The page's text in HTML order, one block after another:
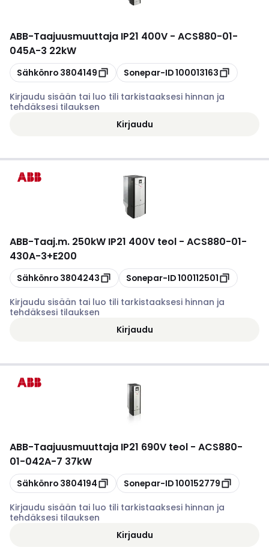
ABB-Taajuusmuuttaja IP21 400V - ACS880-01-
045A-3 22kW
Kopioi
Sähkönro 3804149 Kopioi
Sonepar-ID100013163
Kirjaudu sisään tai luo tili tarkistaaksesi hinnan ja
tehdäksesi tilauksen
Kirjaudu
ABB-Taaj.m. 250kW IP21 400V teol - ACS880-01-
430A-3+E200
Kopioi
Sähkönro 3804243 Kopioi
Sonepar-ID100112501
Kirjaudu sisään tai luo tili tarkistaaksesi hinnan ja
tehdäksesi tilauksen
Kirjaudu
ABB-Taajuusmuuttaja IP21 690V teol - ACS880-
01-042A-7 37kW
Kopioi
Sähkönro 3804194 Kopioi
Sonepar-ID100152779
Kirjaudu sisään tai luo tili tarkistaaksesi hinnan ja
tehdäksesi tilauksen
Kirjaudu